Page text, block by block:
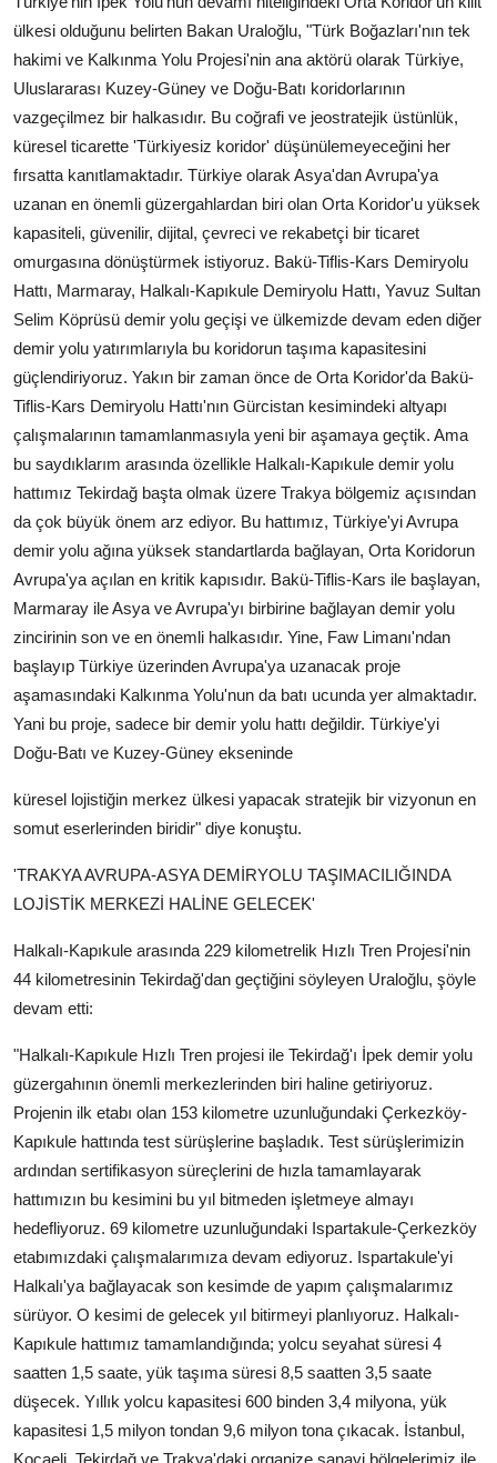
ülkesi olduğunu belirten Bakan Uraloğlu, "Türk Boğazları'nın tek
hakimi ve Kalkınma Yolu Projesi'nin ana aktörü olarak Türkiye,
Uluslararası Kuzey-Güney ve Doğu-Batı koridorlarının
vazgeçilmez bir halkasıdır. Bu coğrafi ve jeostratejik üstünlük,
küresel ticarette 'Türkiyesiz koridor' düşünülemeyeceğini her
fırsatta kanıtlamaktadır. Türkiye olarak Asya'dan Avrupa'ya
uzanan en önemli güzergahlardan biri olan Orta Koridor'u yüksek
kapasiteli, güvenilir, dijital, çevreci ve rekabetçi bir ticaret
omurgasına dönüştürmek istiyoruz. Bakü-Tiflis-Kars Demiryolu
Hattı, Marmaray, Halkalı-Kapıkule Demiryolu Hattı, Yavuz Sultan
Selim Köprüsü demir yolu geçişi ve ülkemizde devam eden diğer
demir yolu yatırımlarıyla bu koridorun taşıma kapasitesini
güçlendiriyoruz. Yakın bir zaman önce de Orta Koridor'da Bakü-
Tiflis-Kars Demiryolu Hattı'nın Gürcistan kesimindeki altyapı
çalışmalarının tamamlanmasıyla yeni bir aşamaya geçtik. Ama
bu saydıklarım arasında özellikle Halkalı-Kapıkule demir yolu
hattımız Tekirdağ başta olmak üzere Trakya bölgemiz açısından
da çok büyük önem arz ediyor. Bu hattımız, Türkiye'yi Avrupa
demir yolu ağına yüksek standartlarda bağlayan, Orta Koridorun
Avrupa'ya açılan en kritik kapısıdır. Bakü-Tiflis-Kars ile başlayan,
Marmaray ile Asya ve Avrupa'yı birbirine bağlayan demir yolu
zincirinin son ve en önemli halkasıdır. Yine, Faw Limanı'ndan
başlayıp Türkiye üzerinden Avrupa'ya uzanacak proje
aşamasındaki Kalkınma Yolu'nun da batı ucunda yer almaktadır.
Yani bu proje, sadece bir demir yolu hattı değildir. Türkiye'yi
Doğu-Batı ve Kuzey-Güney ekseninde
küresel lojistiğin merkez ülkesi yapacak stratejik bir vizyonun en
somut eserlerinden biridir" diye konuştu.
'TRAKYA AVRUPA-ASYA DEMİRYOLU TAŞIMACILIĞINDA
LOJİSTİK MERKEZİ HALİNE GELECEK'
Halkalı-Kapıkule arasında 229 kilometrelik Hızlı Tren Projesi'nin
44 kilometresinin Tekirdağ'dan geçtiğini söyleyen Uraloğlu, şöyle
devam etti:
"Halkalı-Kapıkule Hızlı Tren projesi ile Tekirdağ'ı İpek demir yolu
güzergahının önemli merkezlerinden biri haline getiriyoruz.
Projenin ilk etabı olan 153 kilometre uzunluğundaki Çerkezköy-
Kapıkule hattında test sürüşlerine başladık. Test sürüşlerimizin
ardından sertifikasyon süreçlerini de hızla tamamlayarak
hattımızın bu kesimini bu yıl bitmeden işletmeye almayı
hedefliyoruz. 69 kilometre uzunluğundaki Ispartakule-Çerkezköy
etabımızdaki çalışmalarımıza devam ediyoruz. Ispartakule'yi
Halkalı'ya bağlayacak son kesimde de yapım çalışmalarımız
sürüyor. O kesimi de gelecek yıl bitirmeyi planlıyoruz. Halkalı-
Kapıkule hattımız tamamlandığında; yolcu seyahat süresi 4
saatten 1,5 saate, yük taşıma süresi 8,5 saatten 3,5 saate
düşecek. Yıllık yolcu kapasitesi 600 binden 3,4 milyona, yük
kapasitesi 1,5 milyon tondan 9,6 milyon tona çıkacak. İstanbul,
Kocaeli, Tekirdağ ve Trakya'daki organize sanayi bölgelerimiz ile